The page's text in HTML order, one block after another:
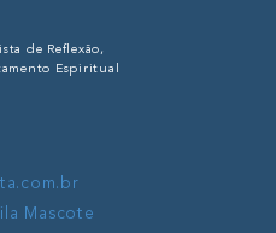
de Reflexão,
Espiritual
Mascote